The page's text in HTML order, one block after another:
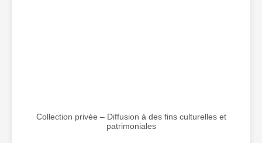
Collection privée – Diffusion à des fins culturelles et
patrimoniales